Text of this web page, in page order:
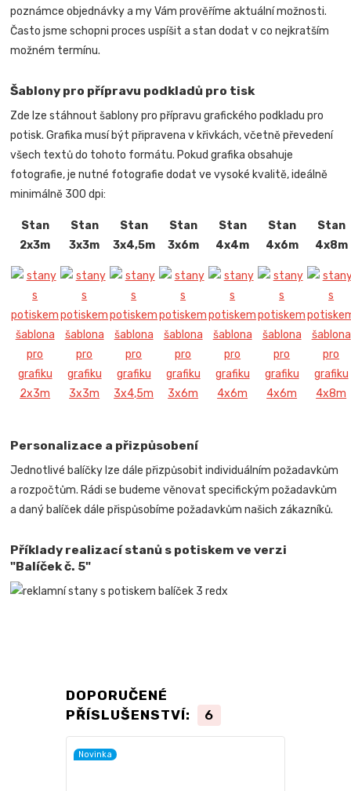
poznámce objednávky a my Vám prověříme aktuální možnosti.
Často jsme schopni proces uspíšit a stan dodat v co nejkratším
možném termínu.
Šablony pro přípravu podkladů pro tisk
Zde lze stáhnout šablony pro přípravu grafického podkladu pro
potisk. Grafika musí být připravena v křivkách, včetně převedení
všech textů do tohoto formátu. Pokud grafika obsahuje
fotografie, je nutné fotografie dodat ve vysoké kvalitě, ideálně
minimálně 300 dpi:
Stan
2x3m
Stan
3x3m
Stan
3x4,5m
Stan
3x6m
Stan
4x4m
Stan
4x6m
Stan
4x8m
Personalizace a přizpůsobení
Jednotlivé balíčky lze dále přizpůsobit individuálním požadavkům
a rozpočtům. Rádi se budeme věnovat specifickým požadavkům
a daný balíček dále přispůsobíme požadavkům našich zákazníků.
Příklady realizací stanů s potiskem ve verzi
"Balíček č. 5"
DOPORUČENÉ
PŘÍSLUŠENSTVÍ:
6
Novinka